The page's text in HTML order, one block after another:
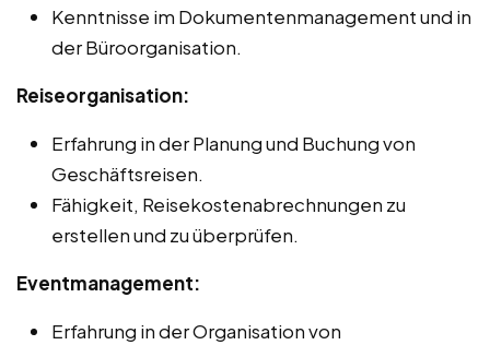
Kenntnisse im Dokumentenmanagement und in
der Büroorganisation.
Reiseorganisation:
Erfahrung in der Planung und Buchung von
Geschäftsreisen.
Fähigkeit, Reisekostenabrechnungen zu
erstellen und zu überprüfen.
Eventmanagement:
Erfahrung in der Organisation von